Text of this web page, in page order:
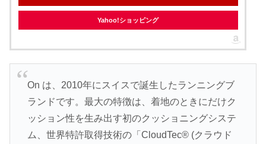
Yahoo!ショッピング
On は、2010年にスイスで誕生したランニングブ
ランドです。最大の特徴は、着地のときにだけク
ッション性を生み出す初のクッショニングシステ
ム、世界特許取得技術の「CloudTec® (クラウド